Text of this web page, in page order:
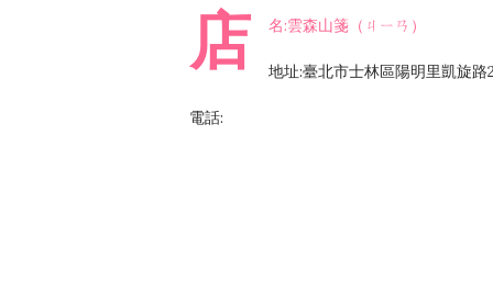
店 名:雲森山箋（ㄐㄧㄢ）
地址:臺北市士林區陽明里凱旋路
電話: